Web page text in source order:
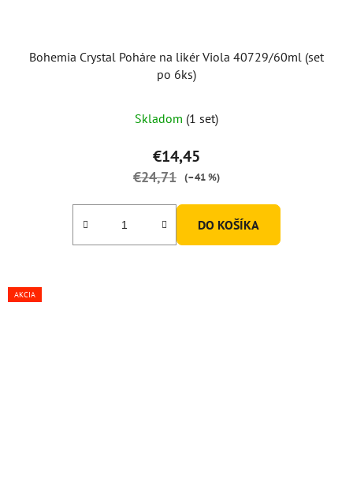
Bohemia Crystal Poháre na likér Viola 40729/60ml (set
po 6ks)
Skladom (1 set)
€14,45
€24,71 (–41 %)
DO KOŠÍKA
AKCIA